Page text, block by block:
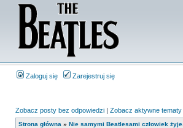
Zaloguj się Zarejestruj się
Zobacz posty bez odpowiedzi | Zobacz aktywne tematy
Strona główna » Nie samymi Beatlesami człowiek żyje.